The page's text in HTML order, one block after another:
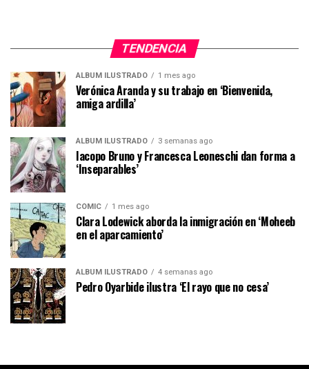
TENDENCIA
ÁLBUM ILUSTRADO 1 mes ago
Verónica Aranda y su trabajo en ‘Bienvenida,
amiga ardilla’
ÁLBUM ILUSTRADO 3 semanas ago
Iacopo Bruno y Francesca Leoneschi dan forma a
‘Inseparables’
CÓMIC 1 mes ago
Clara Lodewick aborda la inmigración en ‘Moheeb
en el aparcamiento’
ÁLBUM ILUSTRADO 4 semanas ago
Pedro Oyarbide ilustra ‘El rayo que no cesa’